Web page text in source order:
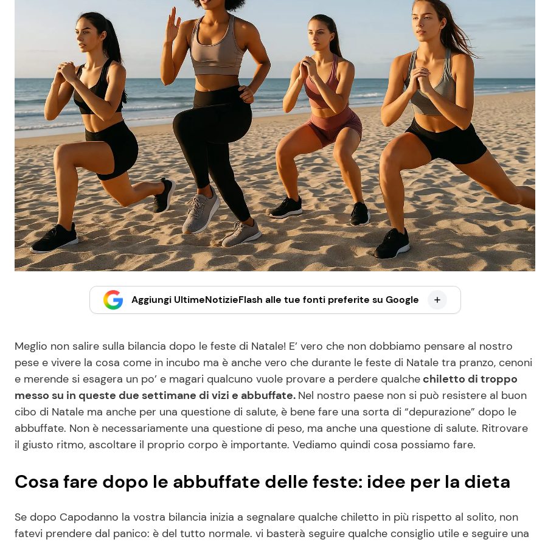
Aggiungi UltimeNotizieFlash alle tue fonti preferite su Google
Meglio non salire sulla bilancia dopo le feste di Natale! E’ vero che non dobbiamo pensare al nostro
pese e vivere la cosa come in incubo ma è anche vero che durante le feste di Natale tra pranzo, cenoni
e merende si esagera un po’ e magari qualcuno vuole provare a perdere qualche chiletto di troppo
messo su in queste due settimane di vizi e abbuffate. Nel nostro paese non si può resistere al buon
cibo di Natale ma anche per una questione di salute, è bene fare una sorta di “depurazione” dopo le
abbuffate. Non è necessariamente una questione di peso, ma anche una questione di salute. Ritrovare
il giusto ritmo, ascoltare il proprio corpo è importante. Vediamo quindi cosa possiamo fare.
Cosa fare dopo le abbuffate delle feste: idee per la dieta
Se dopo Capodanno la vostra bilancia inizia a segnalare qualche chiletto in più rispetto al solito, non
fatevi prendere dal panico: è del tutto normale. vi basterà seguire qualche consiglio utile e seguire una